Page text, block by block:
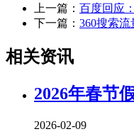
上一篇： 百度回应
下一篇： 360搜索
相关资讯
2026年春节
2026-02-09